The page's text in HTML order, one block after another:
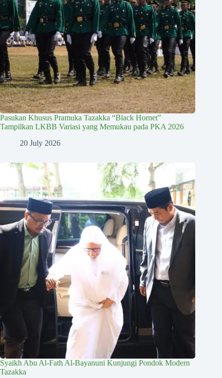
Pasukan Khusus Pramuka Tazakka “Black Hornet”
Tampilkan LKBB Variasi yang Memukau pada PKA 2026
20 July 2026
Syaikh Abu Al-Fath Al-Bayanuni Kunjungi Pondok Modern
Tazakka